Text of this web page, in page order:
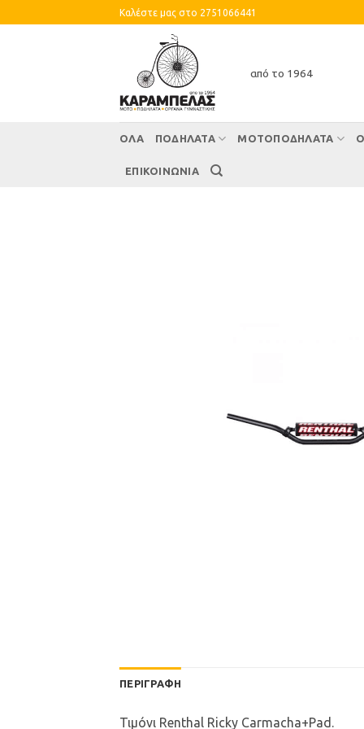
to
Καλέστε μας στο 2751066441
από το 1964
ΌΛΑ ΠΟΔΗΛΑΤΑ ΜΟΤΟΠΟΔΗΛΑΤΑ
ΕΠΙΚΟΙΝΩΝΙΑ
ΠΕΡΙΓΡΑΦΉ
Τιμόνι Renthal Ricky Carmacha+Pad.